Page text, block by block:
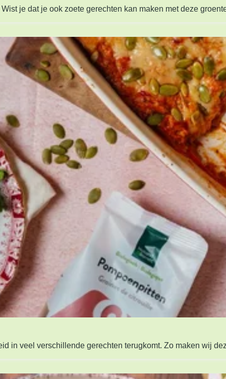
je dat je ook zoete gerechten kan maken met deze
in veel verschillende gerechten terugkomt. Zo maken wij